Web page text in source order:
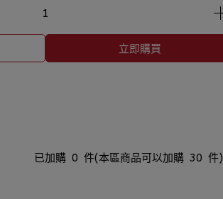
立即購買
已加購 0 件(本區商品可以加購 30 件)